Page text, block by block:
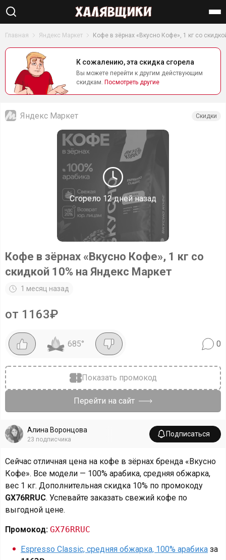
Найти
Главная Яндекс Маркет Кофе в зёрнах «Вкусно Кофе», 1 кг со
К сожалению, эта скидка сгорела
Вы можете перейти к другим действующим
скидкам. Посмотреть другие
Сгорело 12 дней назад
Яндекс Маркет Скидки
Кофе в зёрнах «Вкусно Кофе», 1 кг со
скидкой 10% на Яндекс Маркет
1 месяц назад
от 1163₽
685° 0
Показать промокод
Перейти на сайт
Алина Воронцова
23 подписчика
Подписаться
Сейчас отличная цена на кофе в зёрнах бренда «Вкусно
Кофе». Все модели — 100% арабика, средняя обжарка,
вес 1 кг. Дополнительная скидка 10% по промокоду
GX76RRUC. Успевайте заказать свежий кофе по
выгодной цене.
Промокод: GX76RRUC
Espresso Classic, средняя обжарка, 100% арабика за